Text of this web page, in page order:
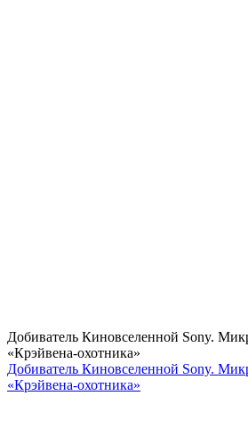
Добиватель Киновселенной Sony.
«Крэйвена-охотника»
Добиватель Киновселенной Sony.
«Крэйвена-охотника»